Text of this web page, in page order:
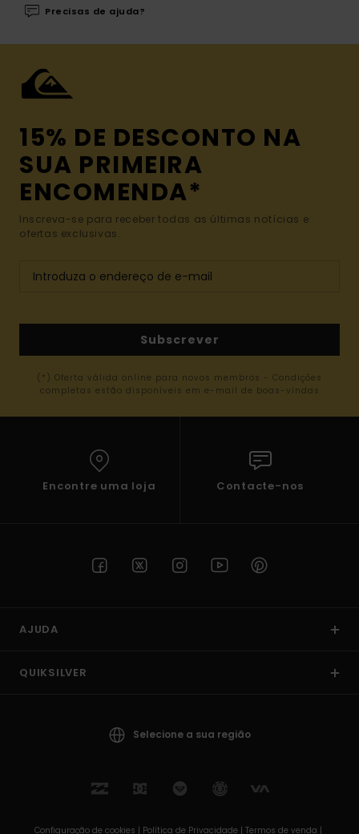
Precisas de ajuda?
15% DE DESCONTO NA
SUA PRIMEIRA
ENCOMENDA*
Inscreva-se para receber todas as últimas notícias e
ofertas exclusivas.
Subscrever
(*) Oferta válida online para novos membros - Condições
completas estão disponíveis em e-mail de boas-vindas
Encontre uma loja Contacte-nos
AJUDA
QUIKSILVER
Selecione a sua região
Configuração de cookies | Política de Privacidade | Termos de venda |